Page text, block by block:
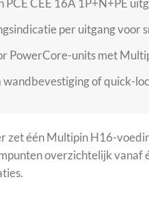
PCE CEE 16A 1P+N+PE
per uitgang voor
PowerCore-units met
wandbevestiging of quick-
zet één Multipin H16-
overzichtelijk vanaf